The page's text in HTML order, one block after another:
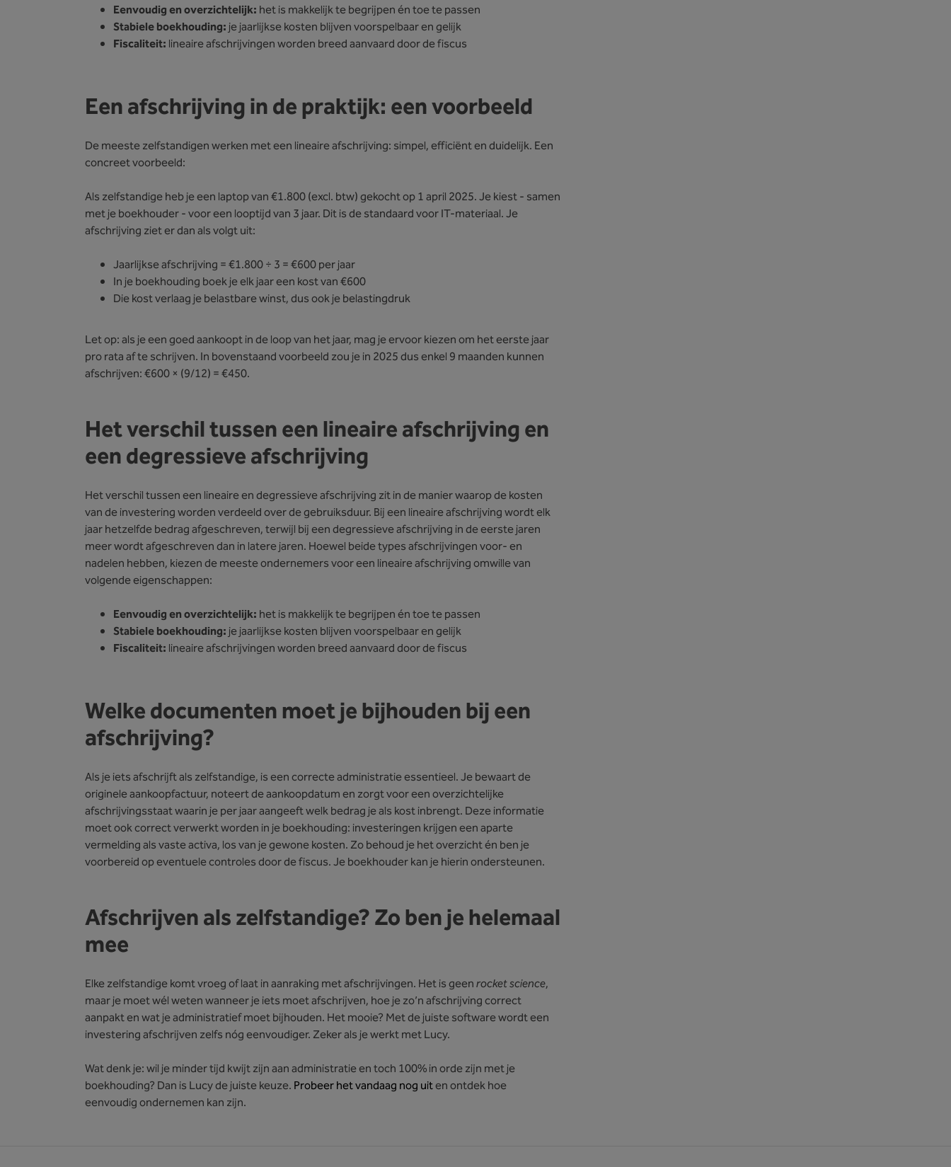
Eenvoudig en overzichtelijk: het is makkelijk te begrijpen én toe te passen
Stabiele boekhouding:je jaarlijkse kosten blijven voorspelbaar en gelijk
Fiscaliteit: lineaire afschrijvingen worden breed aanvaard door de fiscus
Een afschrijving in de praktijk: een voorbeeld
De meeste zelfstandigen werken met een lineaire afschrijving: simpel, efficiënt en duidelijk. Een
concreet voorbeeld:
Als zelfstandige heb je een laptop van €1.800 (excl. btw) gekocht op 1 april 2025. Je kiest - samen
met je boekhouder - voor een looptijd van 3 jaar. Dit is de standaard voor IT-materiaal. Je
afschrijving ziet er dan als volgt uit:
Jaarlijkse afschrijving = €1.800 ÷ 3 = €600 per jaar
In je boekhouding boek je elk jaar een kost van €600
Die kost verlaag je belastbare winst, dus ook je belastingdruk
Let op: als je een goed aankoopt in de loop van het jaar, mag je ervoor kiezen om het eerste jaar
pro rata af te schrijven. In bovenstaand voorbeeld zou je in 2025 dus enkel 9 maanden kunnen
afschrijven: €600 × (9/12) = €450.
Het verschil tussen een lineaire afschrijving en
een degressieve afschrijving
Het verschil tussen een lineaire en degressieve afschrijving zit in de manier waarop de kosten
van de investering worden verdeeld over de gebruiksduur. Bij een lineaire afschrijving wordt elk
jaar hetzelfde bedrag afgeschreven, terwijl bij een degressieve afschrijving in de eerste jaren
meer wordt afgeschreven dan in latere jaren. Hoewel beide types afschrijvingen voor- en
nadelen hebben, kiezen de meeste ondernemers voor een lineaire afschrijving omwille van
volgende eigenschappen:
Eenvoudig en overzichtelijk: het is makkelijk te begrijpen én toe te passen
Stabiele boekhouding:je jaarlijkse kosten blijven voorspelbaar en gelijk
Fiscaliteit: lineaire afschrijvingen worden breed aanvaard door de fiscus
Welke documenten moet je bijhouden bij een
afschrijving?
Als je iets afschrijft als zelfstandige, is een correcte administratie essentieel. Je bewaart de
originele aankoopfactuur, noteert de aankoopdatum en zorgt voor een overzichtelijke
afschrijvingsstaat waarin je per jaar aangeeft welk bedrag je als kost inbrengt. Deze informatie
moet ook correct verwerkt worden in je boekhouding: investeringen krijgen een aparte
vermelding als vaste activa, los van je gewone kosten. Zo behoud je het overzicht én ben je
voorbereid op eventuele controles door de fiscus. Je boekhouder kan je hierin ondersteunen.
Afschrijven als zelfstandige? Zo ben je helemaal
mee
Elke zelfstandige komt vroeg of laat in aanraking met afschrijvingen. Het is geenrocket science,
maar je moet wél weten wanneer je iets moet afschrijven, hoe je zo’n afschrijving correct
aanpakt en wat je administratief moet bijhouden. Het mooie? Met de juiste software wordt een
investering afschrijven zelfs nóg eenvoudiger. Zeker als je werkt met Lucy.
Wat denk je: wil je minder tijd kwijt zijn aan administratie en toch 100% in orde zijn met je
boekhouding? Dan is Lucy de juiste keuze. Probeer het vandaag nog uiten ontdek hoe
eenvoudig ondernemen kan zijn.